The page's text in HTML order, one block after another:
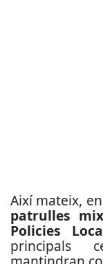
Així mateix,
patrulles
Policies
principals